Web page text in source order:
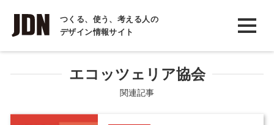
つくる、使う、考える人の
デザイン情報サイト
INTERVIEW
インタビュー
REPORT
COLUMN
エコッツェリア協会
関連記事